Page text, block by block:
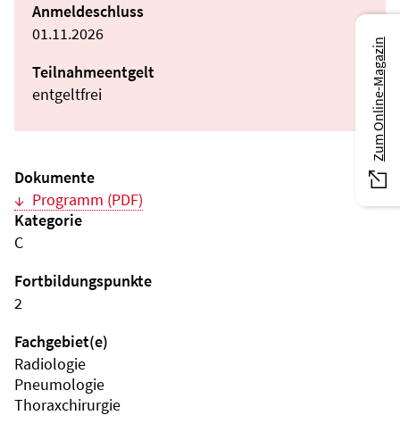
Anmeldeschluss
01.11.2026
Teilnahmeentgelt
entgeltfrei
Dokumente
Programm (PDF)
Kategorie
C
Fortbildungspunkte
2
Fachgebiet(e)
Radiologie
Pneumologie
Thoraxchirurgie
Zum Online-Magazin